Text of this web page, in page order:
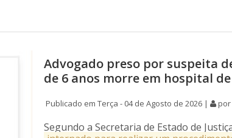
Advogado preso por suspeita
de 6 anos morre em hospital
Publicado em Terça - 04 de Agosto de 2026 |
Segundo a Secretaria de Estado de